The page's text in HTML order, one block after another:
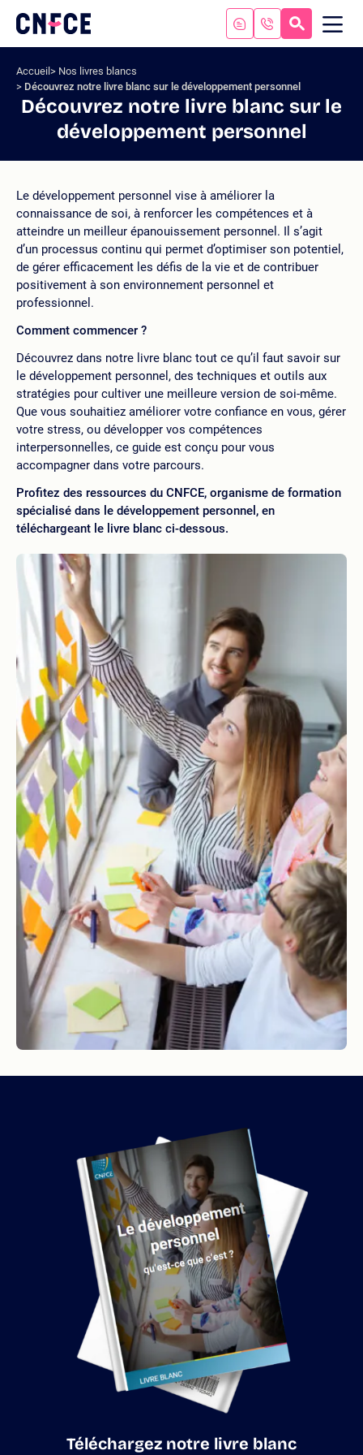
contenu
menu
Aller
Logo
site
Accueil
Nos livres blancs
Découvrez notre livre blanc sur le développement personnel
Découvrez notre livre blanc sur le
développement personnel
Le développement personnel vise à améliorer la
connaissance de soi, à renforcer les compétences et à
atteindre un meilleur épanouissement personnel. Il s’agit
d’un processus continu qui permet d’optimiser son potentiel,
de gérer efficacement les défis de la vie et de contribuer
positivement à son environnement personnel et
professionnel.
Comment commencer ?
Découvrez dans notre livre blanc tout ce qu’il faut savoir sur
le développement personnel, des techniques et outils aux
stratégies pour cultiver une meilleure version de soi-même.
Que vous souhaitiez améliorer votre confiance en vous, gérer
votre stress, ou développer vos compétences
interpersonnelles, ce guide est conçu pour vous
accompagner dans votre parcours.
Profitez des ressources du CNFCE, organisme de formation
spécialisé dans le développement personnel, en
téléchargeant le livre blanc ci-dessous.
Téléchargez notre livre blanc